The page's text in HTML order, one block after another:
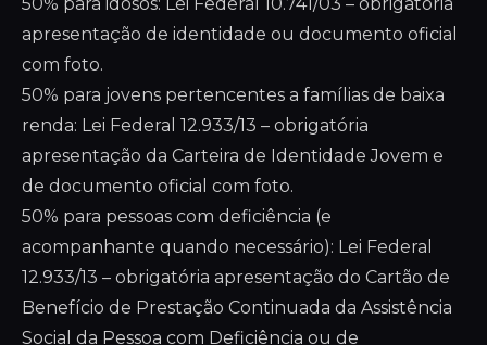
apresentação de identidade ou documento oficial
com foto.
50% para jovens pertencentes a famílias de baixa
renda: Lei Federal 12.933/13 – obrigatória
apresentação da Carteira de Identidade Jovem e
de documento oficial com foto.
50% para pessoas com deficiência (e
acompanhante quando necessário): Lei Federal
12.933/13 – obrigatória apresentação do Cartão de
Benefício de Prestação Continuada da Assistência
Social da Pessoa com Deficiência ou de